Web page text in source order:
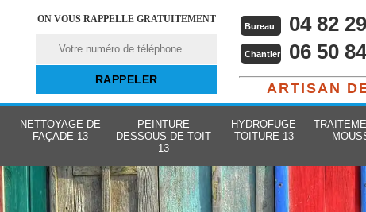
ON VOUS RAPPELLE GRATUITEMENT
Bureau 04 82
Chantier 06 50
ARTISAN
NETTOYAGE DE
FAÇADE 13
PEINTURE
DESSOUS DE TOIT
13
HYDROFUGE
TOITURE 13